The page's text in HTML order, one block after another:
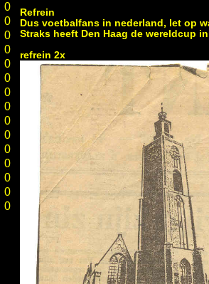
0
0
0
0
0
0
0
0
0
0
0
0
0
0
0
Refrein
Dus voetbalfans in nederland, let op
Straks heeft Den Haag de wereldcup
refrein 2x